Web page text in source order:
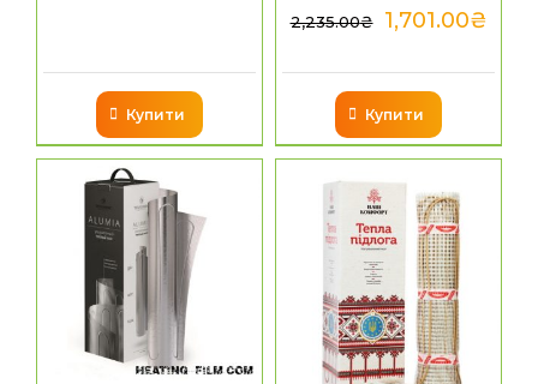
Купити
2,235.00₴ 1,701.00₴
Купити